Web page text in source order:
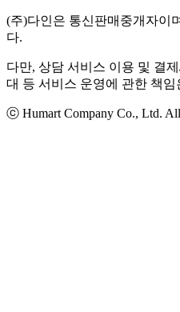
(주)다인은 통신판매중개자이
다.
다만, 상담 서비스 이용 및 결
대 등 서비스 운영에 관한 책
ⓒ Humart Company Co., Ltd. All